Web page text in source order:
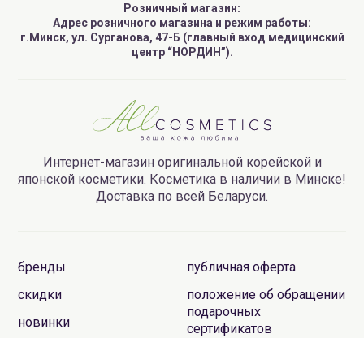
Розничный магазин:
Адрес розничного магазина и режим работы:
г.Минск, ул. Сурганова, 47-Б (главный вход медицинский
центр “НОРДИН”).
Интернет-магазин оригинальной корейской и
японской косметики. Косметика в наличии в Минске!
Доставка по всей Беларуси.
бренды
скидки
новинки
публичная оферта
положение об обращении
подарочных
сертификатов